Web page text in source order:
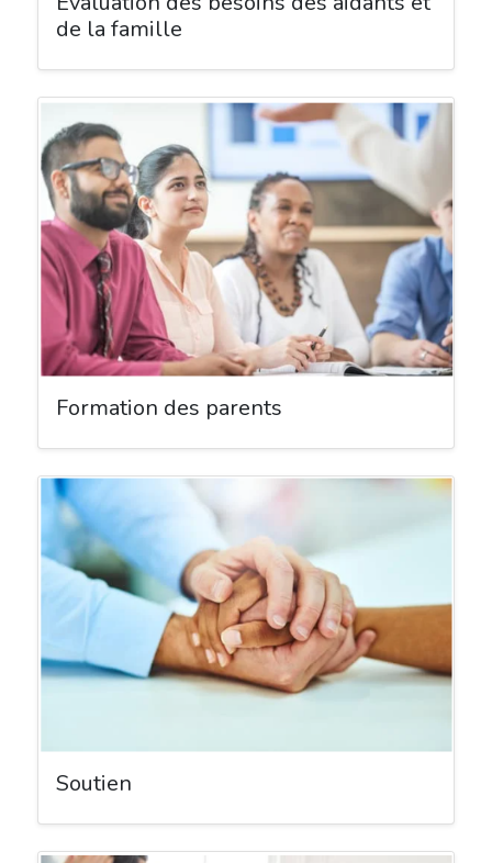
de la famille
Formation des parents
Soutien